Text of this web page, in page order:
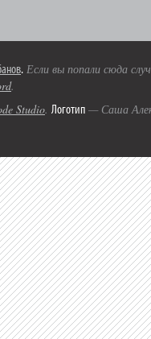
. Если вы попали сюда
.
Studio. Логотип — Саша